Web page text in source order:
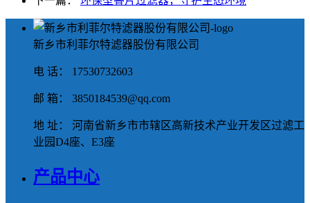
新乡市利菲尔特滤器股份有限公司
电 话： 17530732603
邮 箱： 3850184539@qq.com
地 址： 河南省新乡市市辖区高新技术产业开发区过滤工
业园D4座、E3座
产品中心